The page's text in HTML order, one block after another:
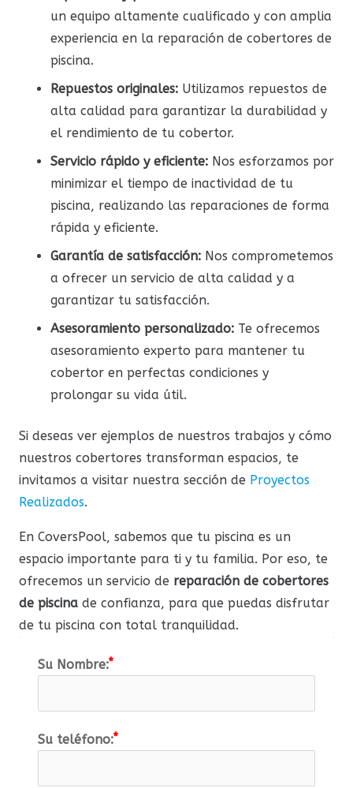
un equipo altamente cualificado y con amplia
experiencia en la reparación de cobertores de
piscina.
Repuestos originales: Utilizamos repuestos de
alta calidad para garantizar la durabilidad y
el rendimiento de tu cobertor.
Servicio rápido y eficiente: Nos esforzamos por
minimizar el tiempo de inactividad de tu
piscina, realizando las reparaciones de forma
rápida y eficiente.
Garantía de satisfacción: Nos comprometemos
a ofrecer un servicio de alta calidad y a
garantizar tu satisfacción.
Asesoramiento personalizado: Te ofrecemos
asesoramiento experto para mantener tu
cobertor en perfectas condiciones y
prolongar su vida útil.
Si deseas ver ejemplos de nuestros trabajos y cómo
nuestros cobertores transforman espacios, te
invitamos a visitar nuestra sección de Proyectos
Realizados.
En CoversPool, sabemos que tu piscina es un
espacio importante para ti y tu familia. Por eso, te
ofrecemos un servicio de reparación de cobertores
de piscina de confianza, para que puedas disfrutar
de tu piscina con total tranquilidad.
Su Nombre:
Su teléfono: